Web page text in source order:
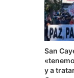
San
y a